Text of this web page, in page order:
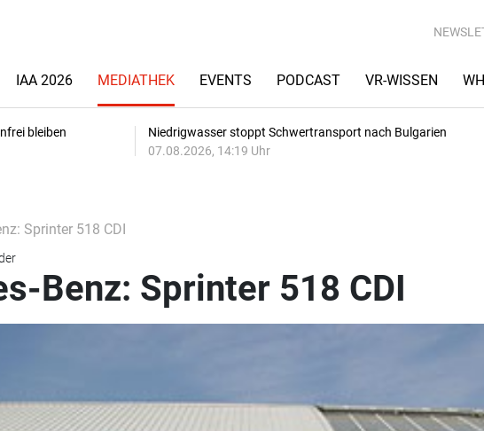
IAA 2026 MEDIATHEK EVENTS PODCAST VR-WISSEN
bleiben
Niedrigwasser stoppt Schwertransport nach Bulgarien
07.08.2026, 14:19 Uhr
Sprinter 518 CDI
Benz: Sprinter 518 CDI